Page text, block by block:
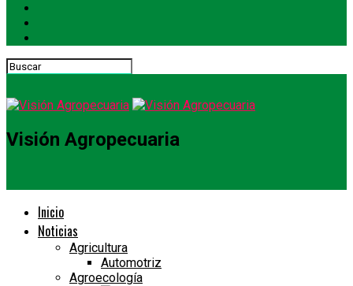
Visión Agropecuaria
Inicio
Noticias
Agricultura
Automotriz
Agroecología